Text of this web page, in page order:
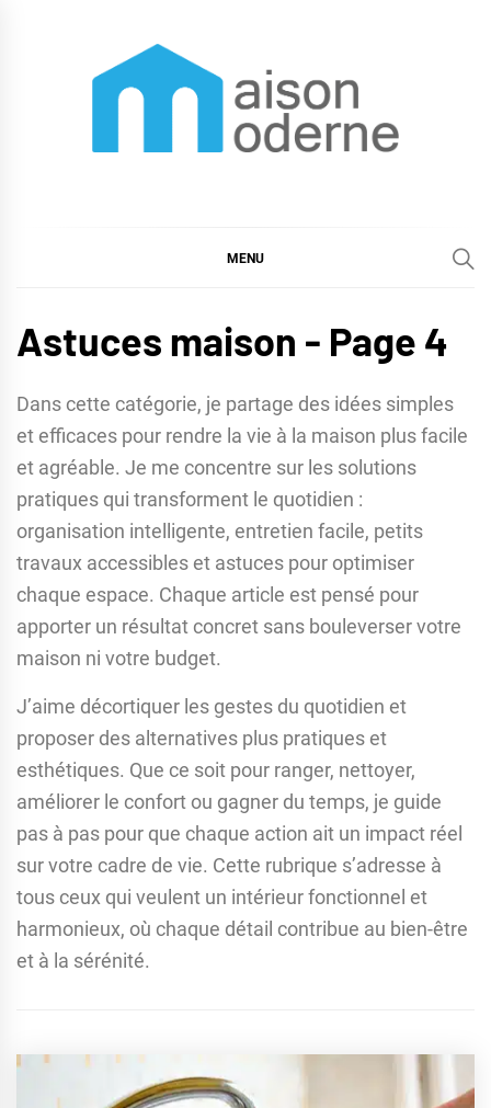
MENU
Astuces maison - Page 4
Dans cette catégorie, je partage des idées simples
et efficaces pour rendre la vie à la maison plus facile
et agréable. Je me concentre sur les solutions
pratiques qui transforment le quotidien :
organisation intelligente, entretien facile, petits
travaux accessibles et astuces pour optimiser
chaque espace. Chaque article est pensé pour
apporter un résultat concret sans bouleverser votre
maison ni votre budget.
J’aime décortiquer les gestes du quotidien et
proposer des alternatives plus pratiques et
esthétiques. Que ce soit pour ranger, nettoyer,
améliorer le confort ou gagner du temps, je guide
pas à pas pour que chaque action ait un impact réel
sur votre cadre de vie. Cette rubrique s’adresse à
tous ceux qui veulent un intérieur fonctionnel et
harmonieux, où chaque détail contribue au bien-être
et à la sérénité.